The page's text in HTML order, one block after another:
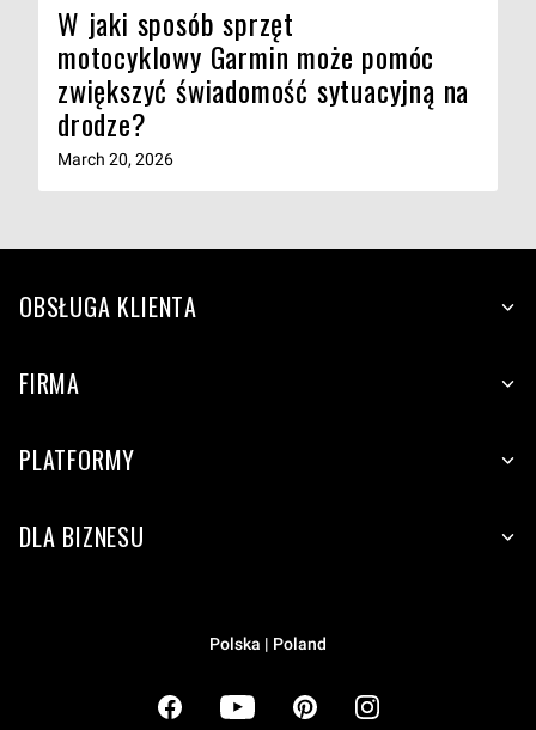
W jaki sposób sprzęt
motocyklowy Garmin może pomóc
zwiększyć świadomość sytuacyjną na
drodze?
March 20, 2026
OBSŁUGA KLIENTA
FIRMA
PLATFORMY
DLA BIZNESU
Polska | Poland